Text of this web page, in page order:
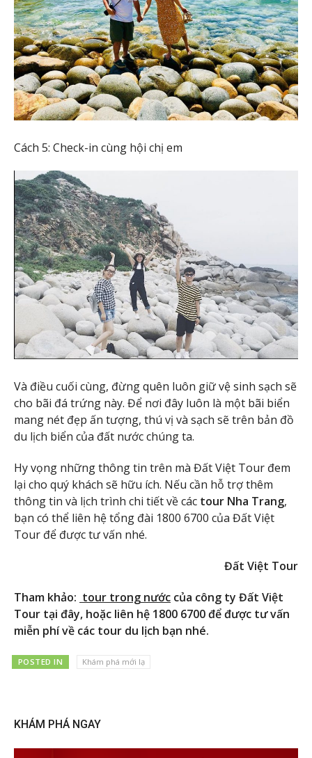
Cách 5: Check-in cùng hội chị em
Và điều cuối cùng, đừng quên luôn giữ vệ sinh sạch sẽ
cho bãi đá trứng này. Để nơi đây luôn là một bãi biển
mang nét đẹp ấn tượng, thú vị và sạch sẽ trên bản đồ
du lịch biển của đất nước chúng ta.
Hy vọng những thông tin trên mà Đất Việt Tour đem
lại cho quý khách sẽ hữu ích. Nếu cần hỗ trợ thêm
thông tin và lịch trình chi tiết về các tour Nha Trang,
bạn có thể liên hệ tổng đài 1800 6700 của Đất Việt
Tour để được tư vấn nhé.
Đất Việt Tour
Tham khảo: tour trong nước của công ty Đất Việt
Tour tại đây, hoặc liên hệ 1800 6700 để được tư vấn
miễn phí về các tour du lịch bạn nhé.
POSTED IN Khám phá mới lạ
KHÁM PHÁ NGAY